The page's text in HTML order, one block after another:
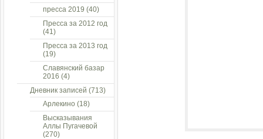
пресса 2019 (40)
Пресса за 2012 год
(41)
Пресса за 2013 год
(19)
Славянский базар
2016 (4)
Дневник записей (713)
Арлекино (18)
Высказывания
Аллы Пугачевой
(270)